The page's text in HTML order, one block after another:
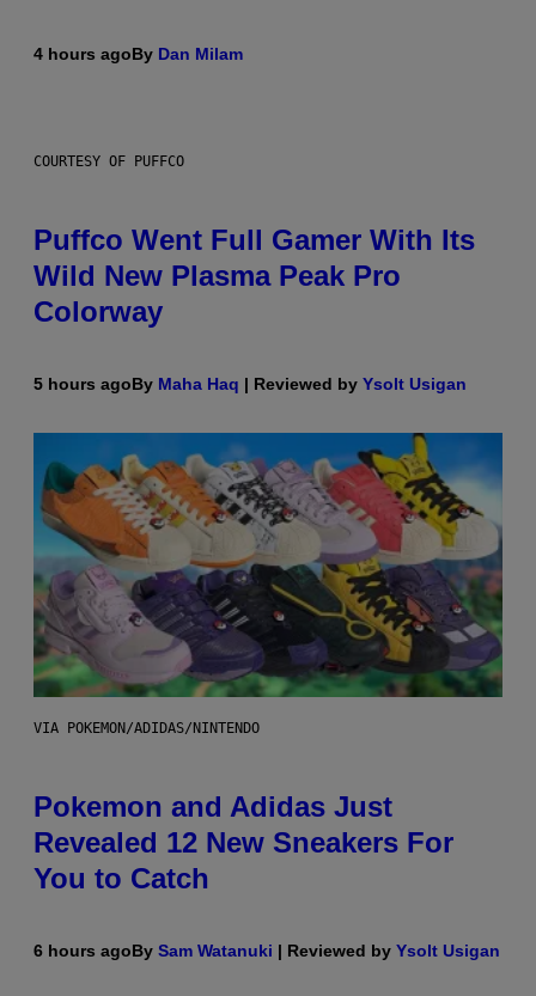
4 hours agoBy Dan Milam
COURTESY OF PUFFCO
Puffco Went Full Gamer With Its
Wild New Plasma Peak Pro
Colorway
5 hours agoBy Maha Haq | Reviewed by Ysolt Usigan
VIA POKEMON/ADIDAS/NINTENDO
Pokemon and Adidas Just
Revealed 12 New Sneakers For
You to Catch
6 hours agoBy Sam Watanuki | Reviewed by Ysolt Usigan